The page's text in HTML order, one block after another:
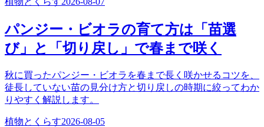
パンジー・ビオラの育て方は「苗選
び」と「切り戻し」で春まで咲く
秋に買ったパンジー・ビオラを春まで長く咲かせるコツを、
徒長していない苗の見分け方と切り戻しの時期に絞ってわか
りやすく解説します。
植物とくらす2026-08-05